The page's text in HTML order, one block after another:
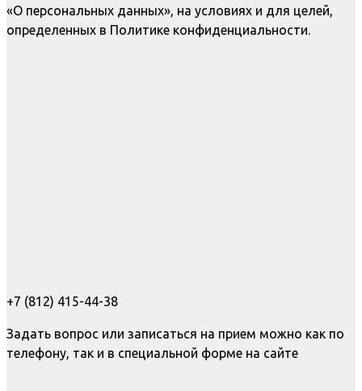
«О персональных данных», на условиях и для целей,
определенных в Политике конфиденциальности.
+7 (812) 415-44-38
Задать вопрос или записаться на прием можно как по
телефону, так и в специальной форме на сайте